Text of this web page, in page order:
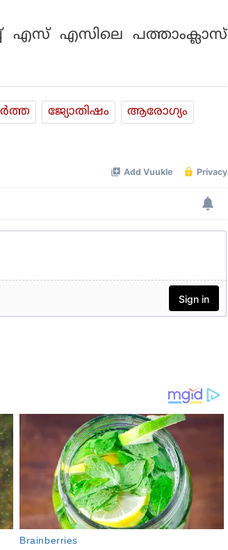
എസിലെ പത്താംക്ലാസ്‌
ജ്യോതിഷം
ആരോഗ്യം